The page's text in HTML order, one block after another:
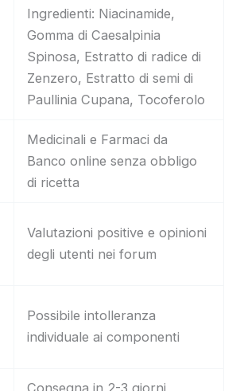
Ingredienti: Niacinamide,
Gomma di Caesalpinia
Spinosa, Estratto di radice di
Zenzero, Estratto di semi di
Paullinia Cupana, Tocoferolo
Medicinali e Farmaci da
Banco online senza obbligo
di ricetta
Valutazioni positive e opinioni
degli utenti nei forum
Possibile intolleranza
individuale ai componenti
Consegna in 2-3 giorni